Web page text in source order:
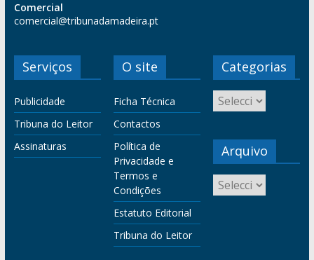
Comercial
comercial@tribunadamadeira.pt
Serviços
Publicidade
Tribuna do Leitor
Assinaturas
O site
Ficha Técnica
Contactos
Política de
Privacidade e
Termos e
Condições
Estatuto Editorial
Tribuna do Leitor
Categorias
Arquivo